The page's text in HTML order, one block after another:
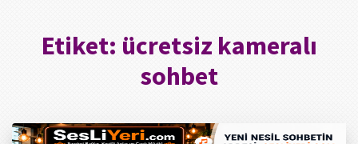
Etiket: ücretsiz kameralı
sohbet